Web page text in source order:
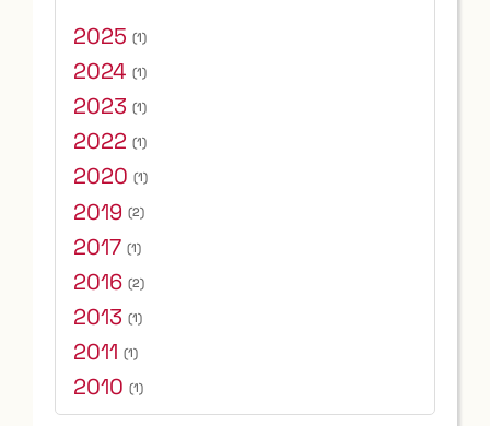
2025 (1)
2024 (1)
2023 (1)
2022 (1)
2020 (1)
2019 (2)
2017 (1)
2016 (2)
2013 (1)
2011 (1)
2010 (1)